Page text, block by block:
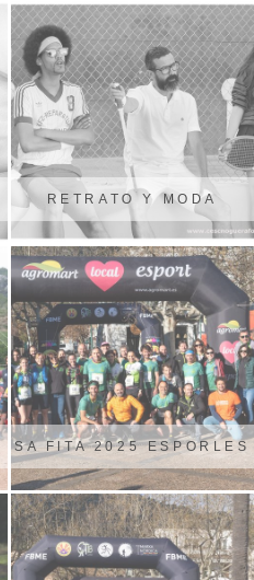
RETRATO Y MODA
SA FITA 2025 ESPORLES